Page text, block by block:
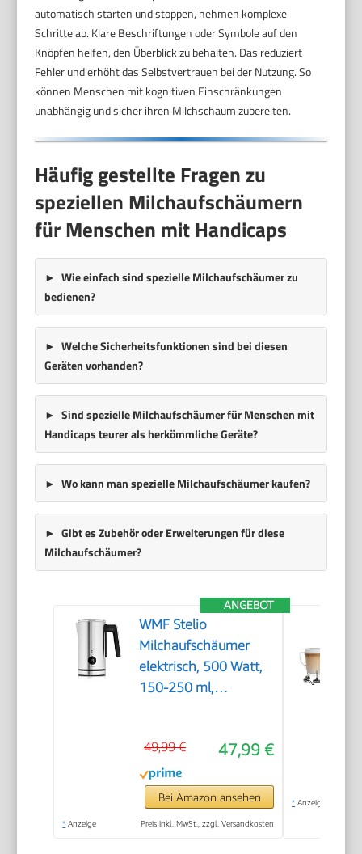
automatisch starten und stoppen, nehmen komplexe
Schritte ab. Klare Beschriftungen oder Symbole auf den
Knöpfen helfen, den Überblick zu behalten. Das reduziert
Fehler und erhöht das Selbstvertrauen bei der Nutzung. So
können Menschen mit kognitiven Einschränkungen
unabhängig und sicher ihren Milchschaum zubereiten.
Häufig gestellte Fragen zu
speziellen Milchaufschäumern
für Menschen mit Handicaps
Wie einfach sind spezielle Milchaufschäumer zu
bedienen?
Welche Sicherheitsfunktionen sind bei diesen
Geräten vorhanden?
Sind spezielle Milchaufschäumer für Menschen mit
Handicaps teurer als herkömmliche Geräte?
Wo kann man spezielle Milchaufschäumer kaufen?
Gibt es Zubehör oder Erweiterungen für diese
Milchaufschäumer?
ANGEBOT
WMF Stelio
Milchaufschäumer
elektrisch, 500 Watt,
150-250 ml,
Milchschaum heiss
und kalt, heiße
Schokolade,
cromargan
47,99 €
49,99 €
Bei Amazon ansehen
* Anzeige Preis inkl. MwSt., zzgl. Versandkosten
* Anzeige